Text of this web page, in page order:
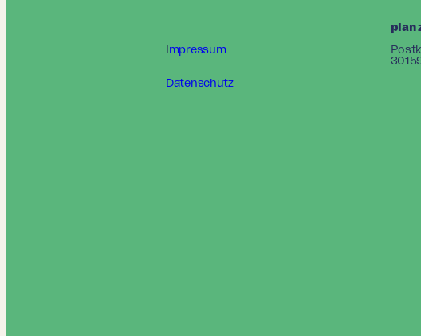
Impressum
Datenschutz
plan